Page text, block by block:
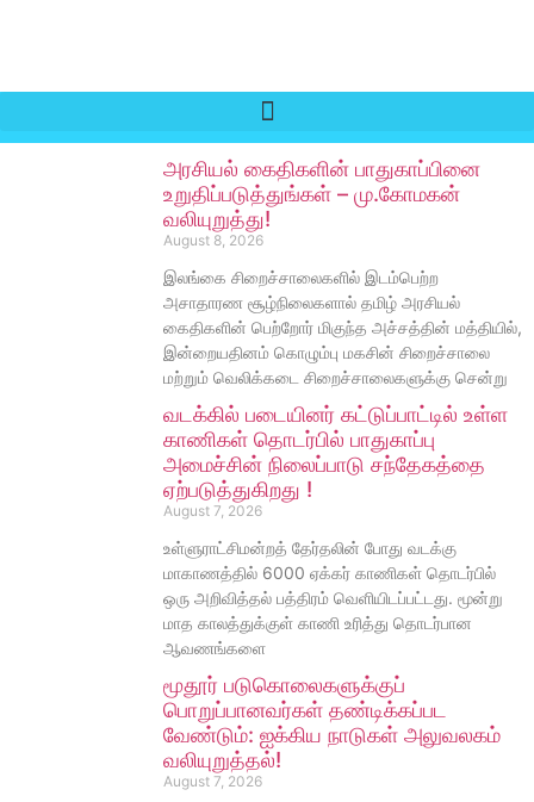
அரசியல் கைதிகளின் பாதுகாப்பினை
உறுதிப்படுத்துங்கள் – மு.கோமகன்
வலியுறுத்து!
August 8, 2026
இலங்கை சிறைச்சாலைகளில் இடம்பெற்ற
அசாதாரண சூழ்நிலைகளால் தமிழ் அரசியல்
கைதிகளின் பெற்றோர் மிகுந்த அச்சத்தின் மத்தியில்,
இன்றையதினம் கொழும்பு மகசின் சிறைச்சாலை
மற்றும் வெலிக்கடை சிறைச்சாலைகளுக்கு சென்று
வடக்கில் படையினர் கட்டுப்பாட்டில் உள்ள
காணிகள் தொடர்பில் பாதுகாப்பு
அமைச்சின் நிலைப்பாடு சந்தேகத்தை
ஏற்படுத்துகிறது !
August 7, 2026
உள்ளுராட்சிமன்றத் தேர்தலின் போது வடக்கு
மாகாணத்தில் 6000 ஏக்கர் காணிகள் தொடர்பில்
ஒரு அறிவித்தல் பத்திரம் வெளியிடப்பட்டது. மூன்று
மாத காலத்துக்குள் காணி உரித்து தொடர்பான
ஆவணங்களை
மூதூர் படுகொலைகளுக்குப்
பொறுப்பானவர்கள் தண்டிக்கப்பட
வேண்டும்: ஐக்கிய நாடுகள் அலுவலகம்
வலியுறுத்தல்!
August 7, 2026